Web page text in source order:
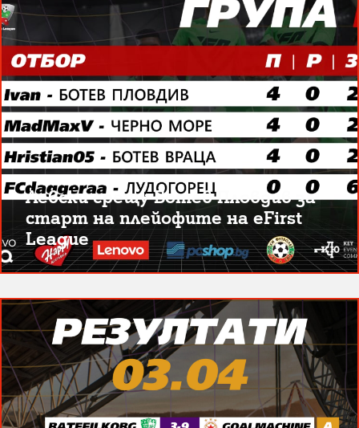
Левски срещу Ботев Пловдив за
старт на плейофите на eFirst
League